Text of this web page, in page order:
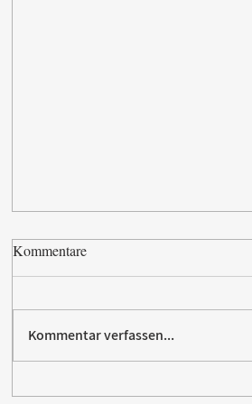
Kommentare
Kommentar verfassen...